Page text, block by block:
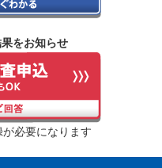
をお知らせ
必要になります